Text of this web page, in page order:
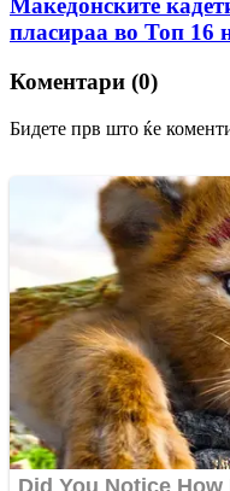
Македонските
пласираа во Топ 16
Коментари (0)
Бидете прв што ќе